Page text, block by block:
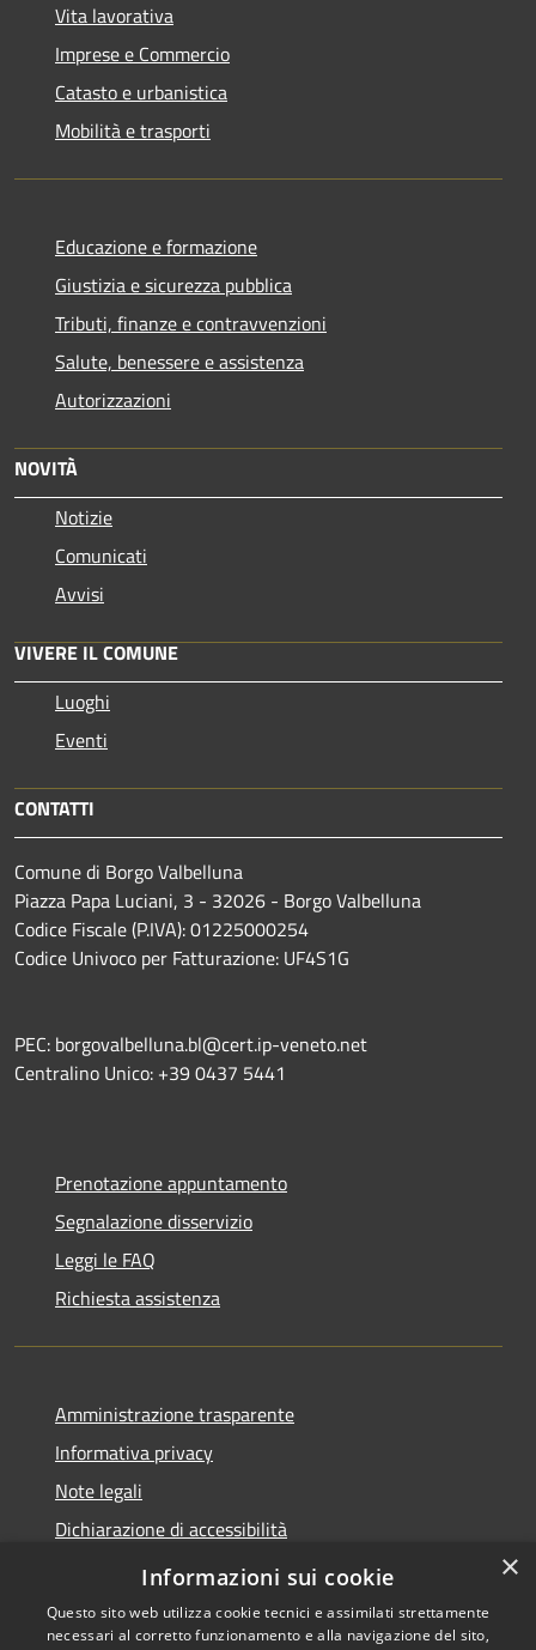
Vita lavorativa
Imprese e Commercio
Catasto e urbanistica
Mobilità e trasporti
Educazione e formazione
Giustizia e sicurezza pubblica
Tributi, finanze e contravvenzioni
Salute, benessere e assistenza
Autorizzazioni
NOVITÀ
Notizie
Comunicati
Avvisi
VIVERE IL COMUNE
Luoghi
Eventi
CONTATTI
Comune di Borgo Valbelluna
Piazza Papa Luciani, 3 - 32026 - Borgo Valbelluna
Codice Fiscale (P.IVA): 01225000254
Codice Univoco per Fatturazione: UF4S1G
PEC: borgovalbelluna.bl@cert.ip-veneto.net
Centralino Unico: +39 0437 5441
Prenotazione appuntamento
Segnalazione disservizio
Leggi le FAQ
Richiesta assistenza
Amministrazione trasparente
Informativa privacy
Note legali
Dichiarazione di accessibilità
Piano di miglioramento dei servizi
×
Informazioni sui cookie
Questo sito web utilizza cookie tecnici e assimilati strettamente
necessari al corretto funzionamento e alla navigazione del sito,